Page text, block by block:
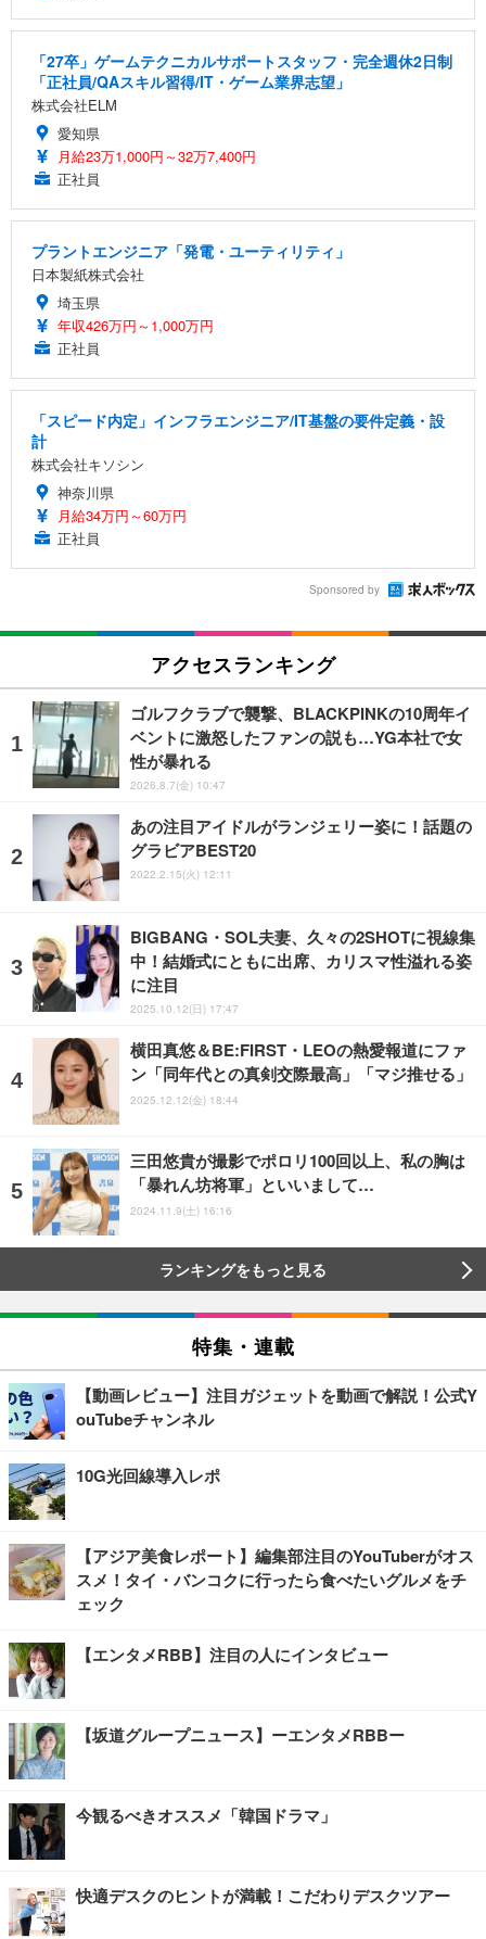
「27卒」ゲームテクニカルサポートスタッフ・完全週休2日制
「正社員/QAスキル習得/IT・ゲーム業界志望」
株式会社ELM
愛知県
月給23万1,000円～32万7,400円
正社員
プラントエンジニア「発電・ユーティリティ」
日本製紙株式会社
埼玉県
年収426万円～1,000万円
正社員
「スピード内定」インフラエンジニア/IT基盤の要件定義・設
計
株式会社キソシン
神奈川県
月給34万円～60万円
正社員
Sponsored by
アクセスランキング
ゴルフクラブで襲撃、BLACKPINKの10周年イ
ベントに激怒したファンの説も…YG本社で女
性が暴れる
2026.8.7(金) 10:47
あの注目アイドルがランジェリー姿に！話題の
グラビアBEST20
2022.2.15(火) 12:11
BIGBANG・SOL夫妻、久々の2SHOTに視線集
中！結婚式にともに出席、カリスマ性溢れる姿
に注目
2025.10.12(日) 17:47
横田真悠＆BE:FIRST・LEOの熱愛報道にファ
ン「同年代との真剣交際最高」「マジ推せる」
2025.12.12(金) 18:44
三田悠貴が撮影でポロリ100回以上、私の胸は
「暴れん坊将軍」といいまして…
2024.11.9(土) 16:16
ランキングをもっと見る
特集・連載
【動画レビュー】注目ガジェットを動画で解説！公式Y
ouTubeチャンネル
10G光回線導入レポ
【アジア美食レポート】編集部注目のYouTuberがオス
スメ！タイ・バンコクに行ったら食べたいグルメをチ
ェック
【エンタメRBB】注目の人にインタビュー
【坂道グループニュース】ーエンタメRBBー
今観るべきオススメ「韓国ドラマ」
快適デスクのヒントが満載！こだわりデスクツアー